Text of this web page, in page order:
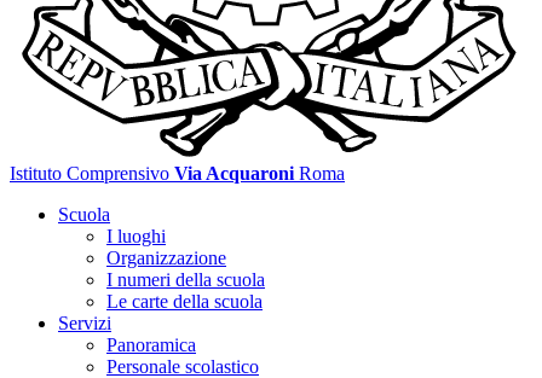
Istituto Comprensivo Via Acquaroni Roma
Scuola
I luoghi
Organizzazione
I numeri della scuola
Le carte della scuola
Servizi
Panoramica
Personale scolastico